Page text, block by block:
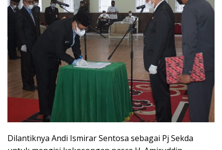
Dilantiknya Andi Ismirar Sentosa sebagai Pj Sekda